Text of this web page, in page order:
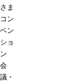
さま
コン
ベン
ショ
ン
会
議・